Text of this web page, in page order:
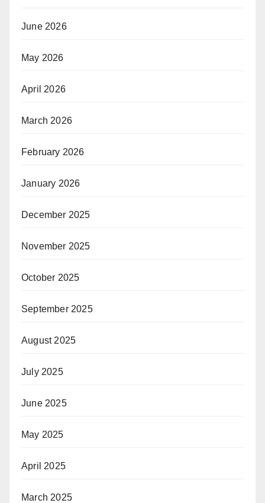
June 2026
May 2026
April 2026
March 2026
February 2026
January 2026
December 2025
November 2025
October 2025
September 2025
August 2025
July 2025
June 2025
May 2025
April 2025
March 2025